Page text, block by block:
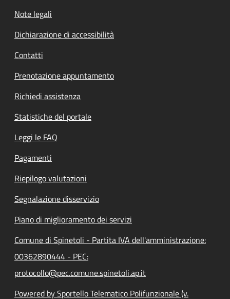
Note legali
Dichiarazione di accessibilità
Contatti
Prenotazione appuntamento
Richiedi assistenza
Statistiche del portale
Leggi le FAQ
Pagamenti
Riepilogo valutazioni
Segnalazione disservizio
Piano di miglioramento dei servizi
Comune di Spinetoli - Partita IVA dell'amministrazione:
00362890444 - PEC:
protocollo@pec.comune.spinetoli.ap.it
Powered by Sportello Telematico Polifunzionale (v.